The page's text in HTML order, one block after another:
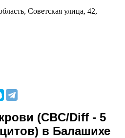
Советская улица, 42,
(CBC/Diff - 5
в Балашихе